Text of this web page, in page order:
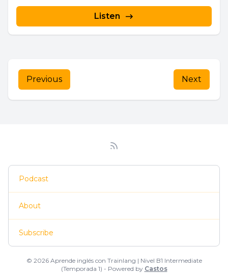
Listen
Previous Next
Podcast
About
Subscribe
© 2026 Aprende inglés con Trainlang | Nivel B1 Intermediate
(Temporada 1) - Powered by Castos